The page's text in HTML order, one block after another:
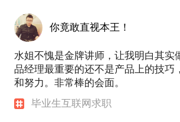
你竟敢直视本王！
水姐不愧是金牌讲师，让我明白其实
品经理最重要的还不是产品上的技巧
和努力。非常棒的会面。
毕业生互联网求职